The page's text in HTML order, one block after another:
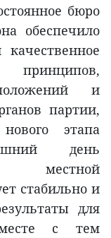
бюро
обеспечило
принципов,
и
партии,
этапа
день
местной
стабильно и
для
с тем